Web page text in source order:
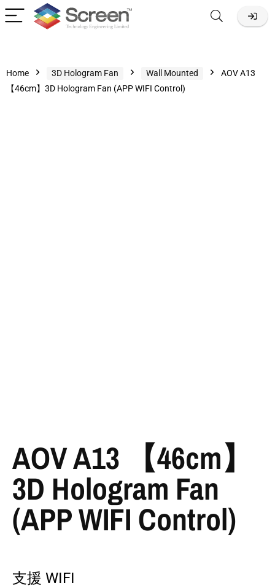
Home 3D Hologram Fan Wall Mounted
AOV A13
【46cm】3D Hologram Fan (APP WIFI Control)
AOV A13 【46cm】
3D Hologram Fan
(APP WIFI Control)
支援 WIFI